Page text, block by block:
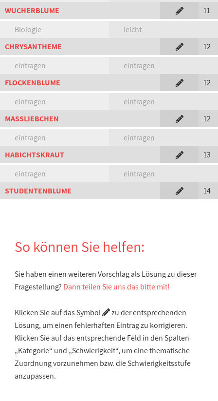
WUCHERBLUME
11
Biologie
leicht
CHRYSANTHEME
12
eintragen
eintragen
FLOCKENBLUME
12
eintragen
eintragen
MASSLIEBCHEN
12
eintragen
eintragen
HABICHTSKRAUT
13
eintragen
eintragen
STUDENTENBLUME
14
So können Sie helfen:
Sie haben einen weiteren Vorschlag als Lösung zu dieser
Fragestellung? Dann teilen Sie uns das bitte mit!
Klicken Sie auf das Symbol
zu der entsprechenden
Lösung, um einen fehlerhaften Eintrag zu korrigieren.
Klicken Sie auf das entsprechende Feld in den Spalten
„Kategorie“ und „Schwierigkeit“, um eine thematische
Zuordnung vorzunehmen bzw. die Schwierigkeitsstufe
anzupassen.